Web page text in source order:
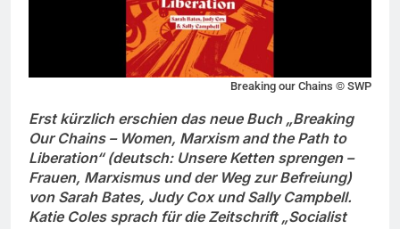
Breaking our Chains © SWP
Erst kürzlich erschien das neue Buch „Breaking
Our Chains – Women, Marxism and the Path to
Liberation“ (deutsch: Unsere Ketten sprengen –
Frauen, Marxismus und der Weg zur Befreiung)
von Sarah Bates, Judy Cox und Sally Campbell.
Katie Coles sprach für die Zeitschrift „Socialist